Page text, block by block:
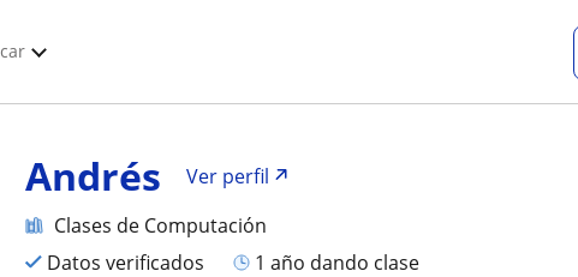
Andrés
Ver perfil
Clases de Computación
Datos verificados
1 año dando clase